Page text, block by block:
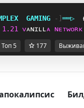
PL EX GAMING ‐]══▷
1 . 21 ᴠᴀɴɪʟʟᴀ ɴᴇᴛᴡᴏʀᴋ
Топ 5 177